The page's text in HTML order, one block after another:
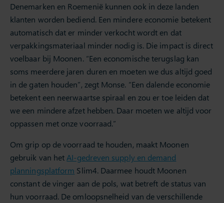
Denemarken en Roemenië kunnen ook in deze landen
klanten worden bediend. Een mindere economie betekent
automatisch dat er minder verkocht wordt en dat
verpakkingsmateriaal minder nodig is. Die impact is direct
voelbaar bij Moonen. “Een economische terugslag kan
soms meerdere jaren duren en moeten we dus altijd goed
in de gaten houden”, zegt Monse. “Een dalende economie
betekent een neerwaartse spiraal en zou er toe leiden dat
we een mindere afzet hebben. Daar moeten we altijd voor
oppassen met onze voorraad.”
Om grip op de voorraad te houden, maakt Moonen
gebruik van het AI-gedreven supply en demand
planningsplatform Slim4. Daarmee houdt Moonen
constant de vinger aan de pols, wat betreft de status van
hun voorraad. De omloopsnelheid van de verschillende